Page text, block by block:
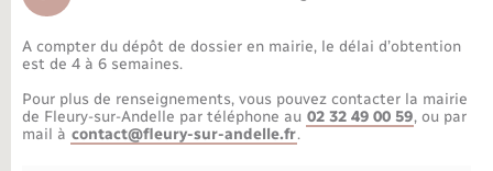
Parrainage civil
Recensement militaire
Petite enfance
Info jeunes
Bornes de recharge électrique
Travaux - Autorisation d’occupation de l’espace
public
Publications
Agenda
A compter du dépôt de dossier en mairie, le délai d’obtention
est de 4 à 6 semaines.
Pour plus de renseignements, vous pouvez contacter la mairie
de Fleury-sur-Andelle par téléphone au 02 32 49 00 59, ou par
mail à contact@fleury-sur-andelle.fr.